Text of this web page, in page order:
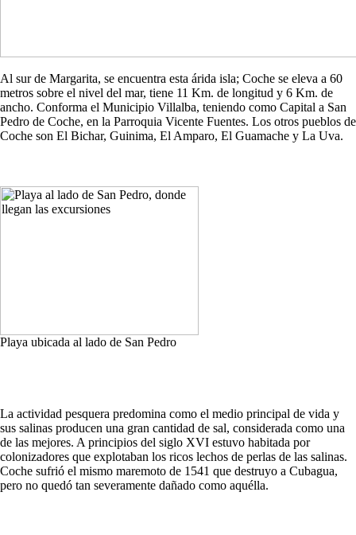
Al sur de Margarita, se encuentra esta árida isla; Coche se eleva a 60
metros sobre el nivel del mar, tiene 11 Km. de longitud y 6 Km. de
ancho. Conforma el Municipio Villalba, teniendo como Capital a San
Pedro de Coche, en la Parroquia Vicente Fuentes. Los otros pueblos de
Coche son El Bichar, Guinima, El Amparo, El Guamache y La Uva.
Playa ubicada al lado de San Pedro
La actividad pesquera predomina como el medio principal de vida y
sus salinas producen una gran cantidad de sal, considerada como una
de las mejores. A principios del siglo XVI estuvo habitada por
colonizadores que explotaban los ricos lechos de perlas de las salinas.
Coche sufrió el mismo maremoto de 1541 que destruyo a Cubagua,
pero no quedó tan severamente dañado como aquélla.